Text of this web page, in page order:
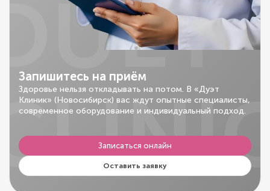
Запишитесь на приём
Здоровье нельзя откладывать на потом. В «Дуэт
Клиник» (Новосибирск) вас ждут опытные специалисты,
современное оборудование и индивидуальный подход.
Записаться онлайн
Оставить заявку